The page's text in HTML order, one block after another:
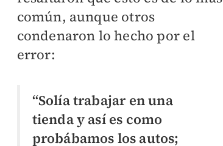
común, aunque otros
condenaron lo hecho por el
error:
“Solía trabajar en una
tienda y así es como
probábamos los autos;